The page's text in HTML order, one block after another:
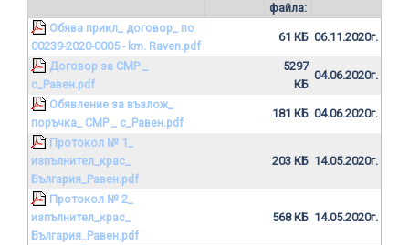
файла:
Обява прикл_ договор_ по
00239-2020-0005 - km. Raven.pdf
61 КБ 06.11.2020г.
Договор за СМР _
с_Равен.pdf
5297
КБ
04.06.2020г.
Обявление за възлож_
поръчка_ СМР _ с_Равен.pdf
181 КБ 04.06.2020г.
Протокол № 1_
изпълнител_крас_
България_Равен.pdf
203 КБ 14.05.2020г.
Протокол № 2_
изпълнител_крас_
България_Равен.pdf
568 КБ 14.05.2020г.